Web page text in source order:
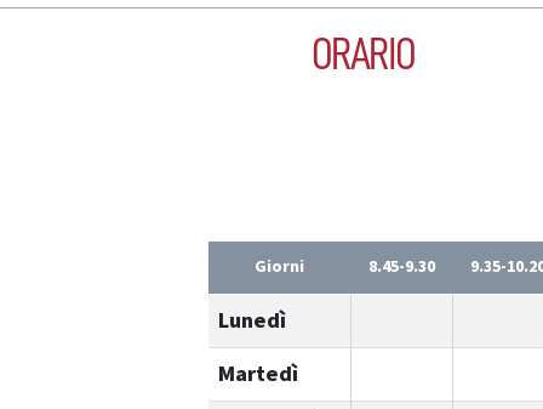
ORARIO
Giorni 8.45-9.30 9.35-
Lunedì
Martedì